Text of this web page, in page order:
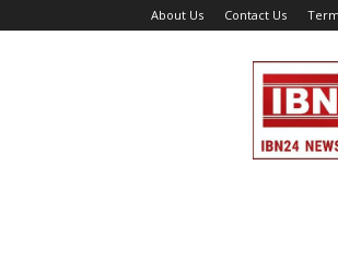
About Us Contact Us